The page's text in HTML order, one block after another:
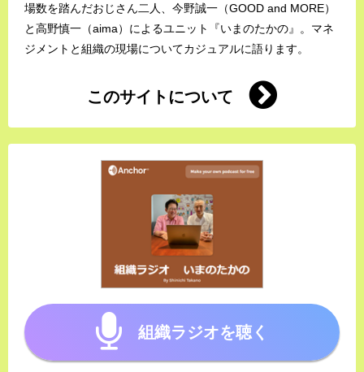
場数を踏んだおじさん二人、今野誠一（GOOD and MORE）
と高野慎一（aima）によるユニット『いまのたかの』。マネ
ジメントと組織の現場についてカジュアルに語ります。
このサイトについて
組織ラジオを聴く